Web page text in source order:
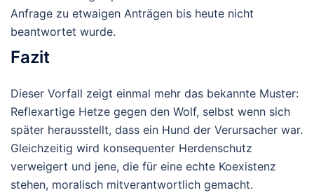
Anfrage zu etwaigen Anträgen bis heute nicht
beantwortet wurde.
Fazit
Dieser Vorfall zeigt einmal mehr das bekannte Muster:
Reflexartige Hetze gegen den Wolf, selbst wenn sich
später herausstellt, dass ein Hund der Verursacher war.
Gleichzeitig wird konsequenter Herdenschutz
verweigert und jene, die für eine echte Koexistenz
stehen, moralisch mitverantwortlich gemacht.